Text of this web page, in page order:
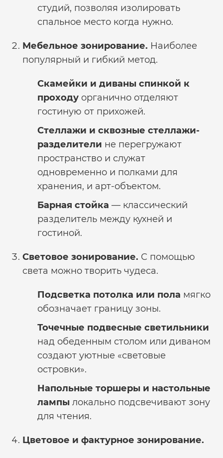
студий, позволяя изолировать
спальное место когда нужно.
Мебельное зонирование. Наиболее
популярный и гибкий метод.
Скамейки и диваны спинкой к
проходу органично отделяют
гостиную от прихожей.
Стеллажи и сквозные стеллажи-
разделители не перегружают
пространство и служат
одновременно и полками для
хранения, и арт-объектом.
Барная стойка — классический
разделитель между кухней и
гостиной.
Световое зонирование. С помощью
света можно творить чудеса.
Подсветка потолка или пола мягко
обозначает границу зоны.
Точечные подвесные светильники
над обеденным столом или диваном
создают уютные «световые
островки».
Напольные торшеры и настольные
лампы локально подсвечивают зону
для чтения.
Цветовое и фактурное зонирование.